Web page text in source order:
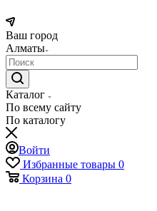
Ваш город
Алматы
Каталог
По всему сайту
По каталогу
Войти
Избранные товары 0
Корзина 0